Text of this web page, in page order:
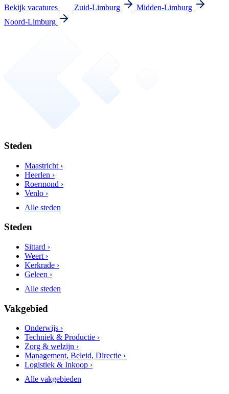
Bekijk vacatures Zuid-Limburg
Midden-Limburg
Noord-Limburg
Steden
Maastricht ›
Heerlen ›
Roermond ›
Venlo ›
Alle steden
Steden
Sittard ›
Weert ›
Kerkrade ›
Geleen ›
Alle steden
Vakgebied
Onderwijs ›
Techniek & Productie ›
Zorg & welzijn ›
Management, Beleid, Directie ›
Logistiek & Inkoop ›
Alle vakgebieden